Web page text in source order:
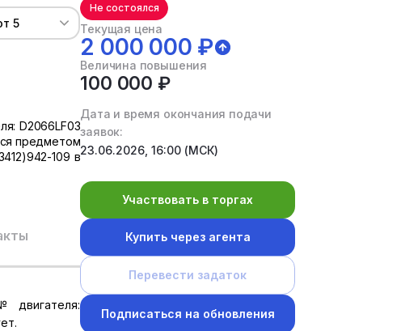
5
D2066LF03
предметом
109 в
двигателя:
Не состоялся
Текущая цена
2 000 000 ₽
Величина повышения
100 000 ₽
Дата и время окончания подачи
заявок:
23.06.2026, 16:00 (МСК)
Участвовать в торгах
Купить через агента
Перевести задаток
Подписаться на обновления